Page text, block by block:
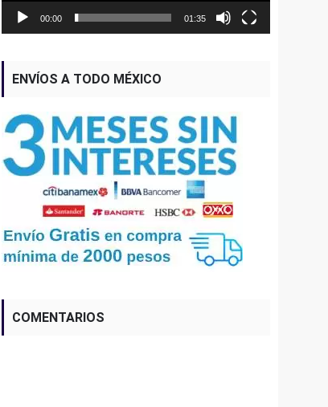
00:00 01:35
ENVÍOS A TODO MÉXICO
COMENTARIOS